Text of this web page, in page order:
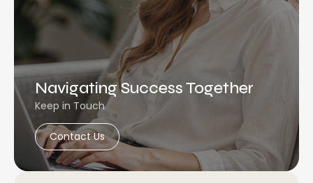
Navigating Success Together
Keep in Touch
Contact Us